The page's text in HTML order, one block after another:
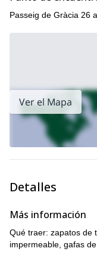
Passeig de Gràcia 26
Ver el Mapa
Detalles
Más información
Qué traer: zapatos de
impermeable, gafas